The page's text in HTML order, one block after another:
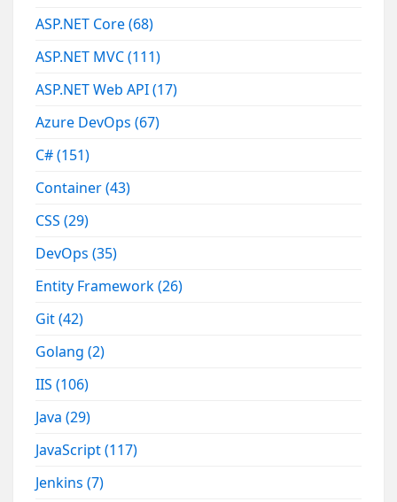
ASP.NET Core(68)
ASP.NET MVC(111)
ASP.NET Web API(17)
Azure DevOps(67)
C#(151)
Container(43)
CSS(29)
DevOps(35)
Entity Framework(26)
Git(42)
Golang(2)
IIS(106)
Java(29)
JavaScript(117)
Jenkins(7)